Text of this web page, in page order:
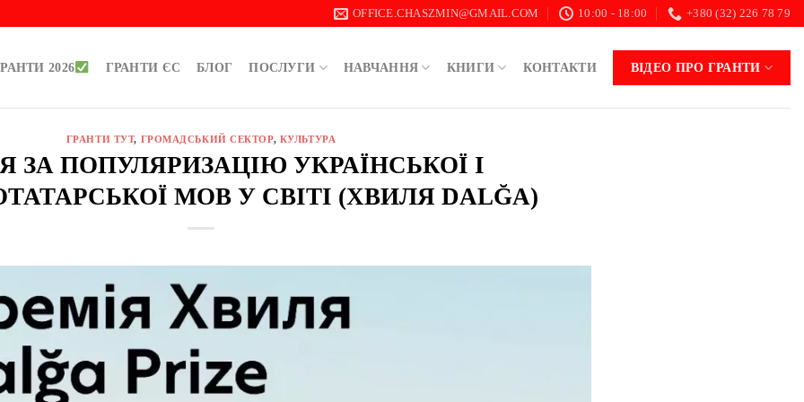
OFFICE.CHASZMIN@GMAIL.COM 10:00 - 18:00 +380 (32) 226 78 79
2026 ГРАНТИ ЄС БЛОГ ПОСЛУГИ НАВЧАННЯ КНИГИ КОНТАКТИ ВІДЕО ПРО ГРАНТИ
ГРАНТИ ТУТ, ГРОМАДСЬКИЙ СЕКТОР, КУЛЬТУРА
ЗА ПОПУЛЯРИЗАЦІЮ УКРАЇНСЬКОЇ І
МОВ У СВІТІ (ХВИЛЯ DALĞA)